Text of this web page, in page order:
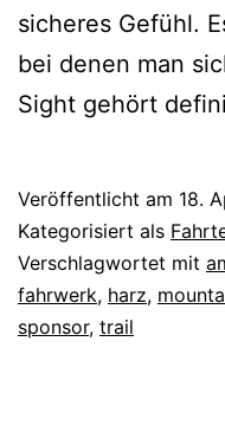
sicheres Gefühl.
bei denen man
Sight gehört
Veröffentlicht am 18.
Kategorisiert als
Verschlagwortet mit
fahrwerk, harz,
sponsor, trail